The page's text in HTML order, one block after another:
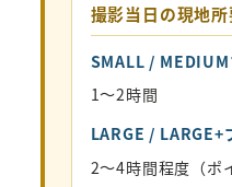
撮影当日の現地所
SMALL / MEDIUM
1〜2時間
LARGE / LARGE+
2〜4時間程度（ポ